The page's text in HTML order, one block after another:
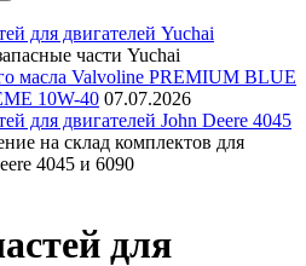
для двигателей Yuchai
части Yuchai
масла Valvoline PREMIUM BLUE
10W-40 07.07.2026
для двигателей John Deere 4045
на склад комплектов для
4045 и 6090
для